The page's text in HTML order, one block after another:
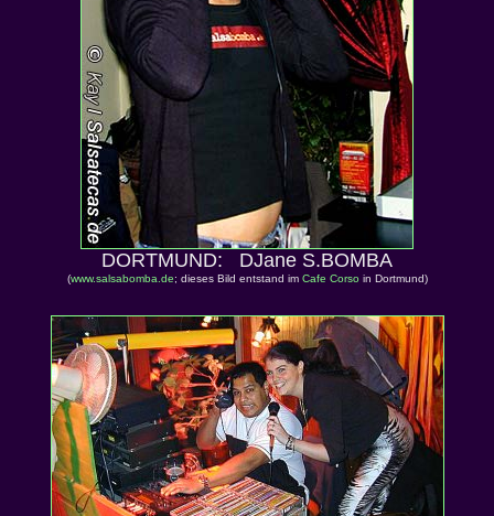
DORTMUND: DJane S.BOMBA
(www.salsabomba.de; dieses Bild entstand im Cafe Corsoin Dortmund)